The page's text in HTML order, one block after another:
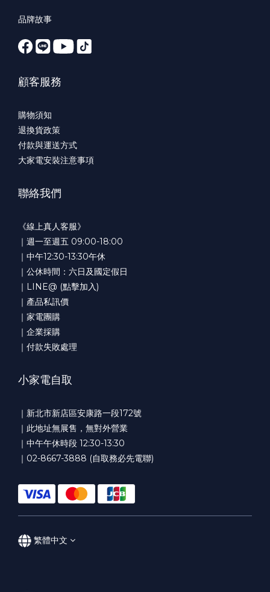
品牌故事
顧客服務
購物須知
退換貨政策
付款與運送方式
大家電安裝注意事項
聯絡我們
《線上真人客服》
｜週一至週五 09:00-18:00
｜中午12:30-13:30午休
｜公休時間：六日及國定假日
｜LINE@ (點擊加入)
｜產品私訊價
｜家電團購
｜企業採購
｜付款失敗處理
小家電自取
｜新北市新店區安康路一段172號
｜此地址無展售，無對外營業
｜中午午休時段 12:30-13:30
｜02-8667-3888 (自取務必先電聯)
繁體中文